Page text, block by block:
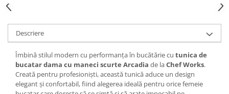
Descriere
Îmbină stilul modern cu performanța în bucătărie cu tunica de
bucatar dama cu maneci scurte Arcadia de laChef Works.
Creată pentru profesioniști, această tunică aduce un design
elegant și confortabil, fiind alegerea ideală pentru orice femeie